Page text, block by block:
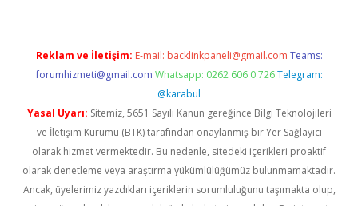
Reklam ve İletişim: E-mail: backlinkpaneli@gmail.com Teams:
forumhizmeti@gmail.com Whatsapp: 0262 606 0 726 Telegram:
@karabul
Yasal Uyarı: Sitemiz, 5651 Sayılı Kanun gereğince Bilgi Teknolojileri
ve İletişim Kurumu (BTK) tarafından onaylanmış bir Yer Sağlayıcı
olarak hizmet vermektedir. Bu nedenle, sitedeki içerikleri proaktif
olarak denetleme veya araştırma yükümlülüğümüz bulunmamaktadır.
Ancak, üyelerimiz yazdıkları içeriklerin sorumluluğunu taşımakta olup,